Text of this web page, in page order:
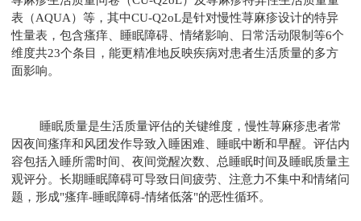
表（AQUA）等，其中CU-Q2oL是针对慢性荨麻疹设计的特异
性量表，包含瘙痒、睡眠障碍、情绪影响、日常活动限制等6个
维度共23个条目，能更精准地反映疾病对患者生活质量的多方
面影响。
睡眠质量是生活质量评估的关键维度，慢性荨麻疹患者常
因夜间瘙痒和风团发作导致入睡困难、睡眠中断和早醒。评估内
容包括入睡所需时间、夜间觉醒次数、总睡眠时间及睡眠质量主
观评分。长期睡眠障碍可导致日间疲劳、注意力不集中和情绪问
题，形成"瘙痒-睡眠障碍-情绪低落"的恶性循环。